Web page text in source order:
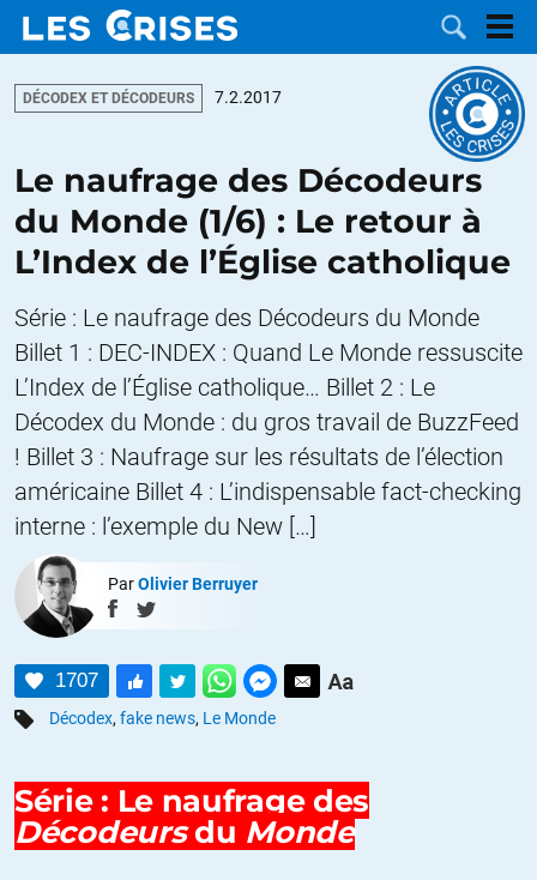
LES
DOSSIERS
CATÉGORIES
MOTS CLÉS
NOUS
CONTACTER
FAIRE UN
DON
DÉCODEX ET DÉCODEURS 7.2.2017
Le naufrage des Décodeurs
du Monde (1/6) : Le retour à
L’Index de l’Église catholique
Série : Le naufrage des Décodeurs du Monde
Billet 1 : DEC-INDEX : Quand Le Monde ressuscite
L’Index de l’Église catholique… Billet 2 : Le
Décodex du Monde : du gros travail de BuzzFeed
! Billet 3 : Naufrage sur les résultats de l’élection
américaine Billet 4 : L’indispensable fact-checking
interne : l’exemple du New […]
ParOlivier Berruyer
1707
Décodex, fake news, Le Monde
Série : Le naufrage des
Décodeursdu Monde